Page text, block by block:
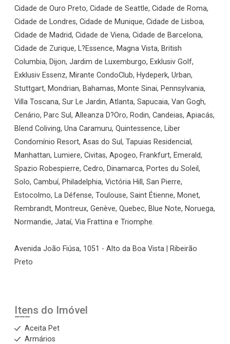
Cidade de Ouro Preto, Cidade de Seattle, Cidade de Roma,
Cidade de Londres, Cidade de Munique, Cidade de Lisboa,
Cidade de Madrid, Cidade de Viena, Cidade de Barcelona,
Cidade de Zurique, L?Essence, Magna Vista, British
Columbia, Dijon, Jardim de Luxemburgo, Exklusiv Golf,
Exklusiv Essenz, Mirante CondoClub, Hydeperk, Urban,
Stuttgart, Mondrian, Bahamas, Monte Sinai, Pennsylvania,
Villa Toscana, Sur Le Jardin, Atlanta, Sapucaia, Van Gogh,
Cenário, Parc Sul, Alleanza D?Oro, Rodin, Candeias, Apiacás,
Blend Coliving, Una Caramuru, Quintessence, Liber
Condomínio Resort, Asas do Sul, Tapuias Residencial,
Manhattan, Lumiere, Civitas, Apogeo, Frankfurt, Emerald,
Spazio Robespierre, Cedro, Dinamarca, Portes du Soleil,
Solo, Cambuí, Philadelphia, Victória Hill, San Pierre,
Estocolmo, La Défense, Toulouse, Saint Étienne, Monet,
Rembrandt, Montreux, Genève, Quebec, Blue Note, Noruega,
Normandie, Jataí, Via Frattina e Triomphe.
Avenida João Fiúsa, 1051 - Alto da Boa Vista | Ribeirão
Preto
Itens do Imóvel
Aceita Pet
Armários